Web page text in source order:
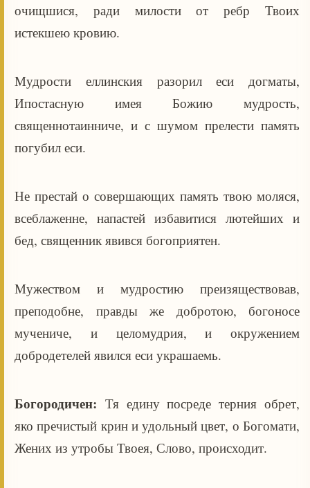
очищшися, ради милости от ребр Твоих
истекшею кровию.
Мудрости еллинския разорил еси догматы,
Ипостасную имея Божию мудрость,
священнотаинниче, и с шумом прелести память
погубил еси.
Не престай о совершающих память твою моляся,
всеблаженне, напастей избавитися лютейших и
бед, священник явився богоприятен.
Мужеством и мудростию преизяществовав,
преподобне, правды же добротою, богоносе
мучениче, и целомудрия, и окружением
добродетелей явился еси украшаемь.
Богородичен: Тя едину посреде терния обрет,
яко пречистый крин и удольный цвет, о Богомати,
Жених из утробы Твоея, Слово, происходит.